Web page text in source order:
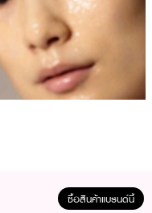
ซื้อสินค้าแบรนด์นี้